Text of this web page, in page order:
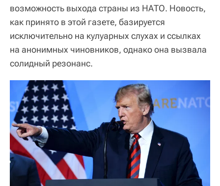
возможность выхода страны из НАТО. Новость,
как принято в этой газете, базируется
исключительно на кулуарных слухах и ссылках
на анонимных чиновников, однако она вызвала
солидный резонанс.